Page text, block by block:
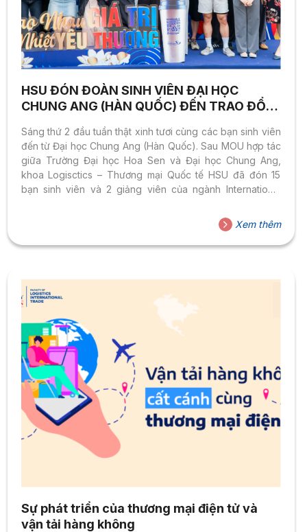
HSU ĐÓN ĐOÀN SINH VIÊN ĐẠI HỌC
CHUNG ANG (HÀN QUỐC) ĐẾN TRAO ĐỔI
Sáng thứ 2 đầu tuần thật xinh tươi cùng các bạn sinh viên
đến từ Đại học Chung Ang (Hàn Quốc). Sau MOU hợp tác
giữa Trường Đại học Hoa Sen và Đại học Chung Ang,
khoa Logisctics – Thương mại Quốc tế HSU đã đón 15
bạn sinh viên và 2 giảng viên của ngành International
Sáng nay, các bạn đã tham gia lớp học Vận tải thủy của
ThS. Trần Thị Trúc Lan – GĐCT Logistics và Quản lý chuỗi
cung ứng. Trong tuần này, sinh viên...
Xem thêm
Sự phát triển của thương mại điện tử và
vận tải hàng không